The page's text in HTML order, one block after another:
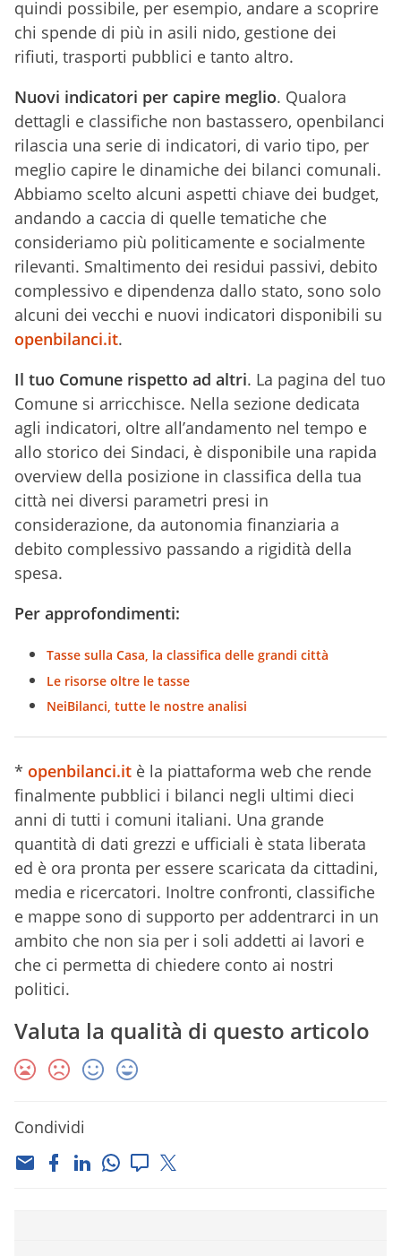
quindi possibile, per esempio, andare a scoprire
chi spende di più in asili nido, gestione dei
rifiuti, trasporti pubblici e tanto altro.
Nuovi indicatori per capire meglio. Qualora
dettagli e classifiche non bastassero, openbilanci
rilascia una serie di indicatori, di vario tipo, per
meglio capire le dinamiche dei bilanci comunali.
Abbiamo scelto alcuni aspetti chiave dei budget,
andando a caccia di quelle tematiche che
consideriamo più politicamente e socialmente
rilevanti. Smaltimento dei residui passivi, debito
complessivo e dipendenza dallo stato, sono solo
alcuni dei vecchi e nuovi indicatori disponibili su
openbilanci.it.
Il tuo Comune rispetto ad altri. La pagina del tuo
Comune si arricchisce. Nella sezione dedicata
agli indicatori, oltre all’andamento nel tempo e
allo storico dei Sindaci, è disponibile una rapida
overview della posizione in classifica della tua
città nei diversi parametri presi in
considerazione, da autonomia finanziaria a
debito complessivo passando a rigidità della
spesa.
Per approfondimenti:
Tasse sulla Casa, la classifica delle grandi città
Le risorse oltre le tasse
NeiBilanci, tutte le nostre analisi
* openbilanci.it è la piattaforma web che rende
finalmente pubblici i bilanci negli ultimi dieci
anni di tutti i comuni italiani. Una grande
quantità di dati grezzi e ufficiali è stata liberata
ed è ora pronta per essere scaricata da cittadini,
media e ricercatori. Inoltre confronti, classifiche
e mappe sono di supporto per addentrarci in un
ambito che non sia per i soli addetti ai lavori e
che ci permetta di chiedere conto ai nostri
politici.
Valuta la qualità di questo articolo
Condividi